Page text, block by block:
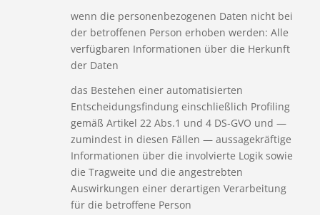
wenn die personenbezogenen Daten nicht bei
der betroffenen Person erhoben werden: Alle
verfügbaren Informationen über die Herkunft
der Daten
das Bestehen einer automatisierten
Entscheidungsfindung einschließlich Profiling
gemäß Artikel 22 Abs.1 und 4 DS-GVO und —
zumindest in diesen Fällen — aussagekräftige
Informationen über die involvierte Logik sowie
die Tragweite und die angestrebten
Auswirkungen einer derartigen Verarbeitung
für die betroffene Person